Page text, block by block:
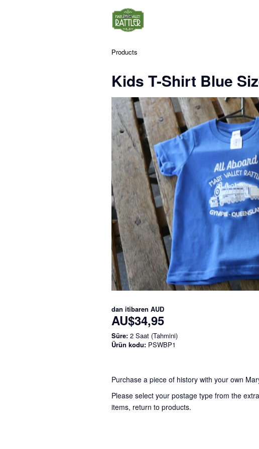
Products
Kids T-Shirt Blue
dan itibaren AUD
AU$34,95
Süre: 2 Saat (Tahmini)
Ürün kodu: PSWBP1
Purchase a piece of history with your own
Please select your postage type from the
items, return to products.